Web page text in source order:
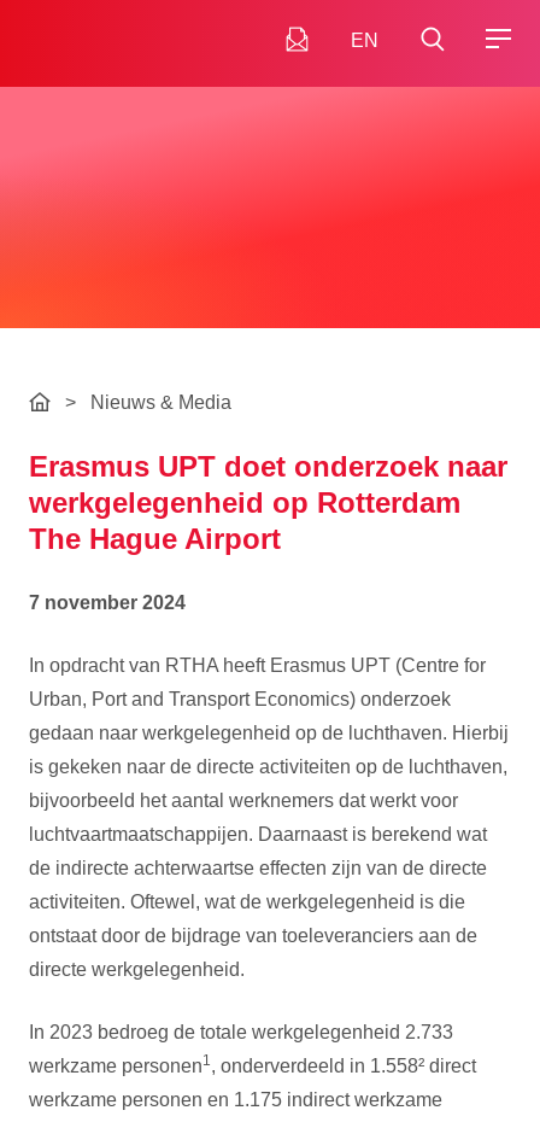
EN
> Nieuws & Media
Erasmus UPT doet onderzoek naar
werkgelegenheid op Rotterdam
The Hague Airport
7 november 2024
In opdracht van RTHA heeft Erasmus UPT (Centre for
Urban, Port and Transport Economics) onderzoek
gedaan naar werkgelegenheid op de luchthaven. Hierbij
is gekeken naar de directe activiteiten op de luchthaven,
bijvoorbeeld het aantal werknemers dat werkt voor
luchtvaartmaatschappijen. Daarnaast is berekend wat
de indirecte achterwaartse effecten zijn van de directe
activiteiten. Oftewel, wat de werkgelegenheid is die
ontstaat door de bijdrage van toeleveranciers aan de
directe werkgelegenheid.
In 2023 bedroeg de totale werkgelegenheid 2.733
werkzame personen1, onderverdeeld in 1.558² direct
werkzame personen en 1.175 indirect werkzame